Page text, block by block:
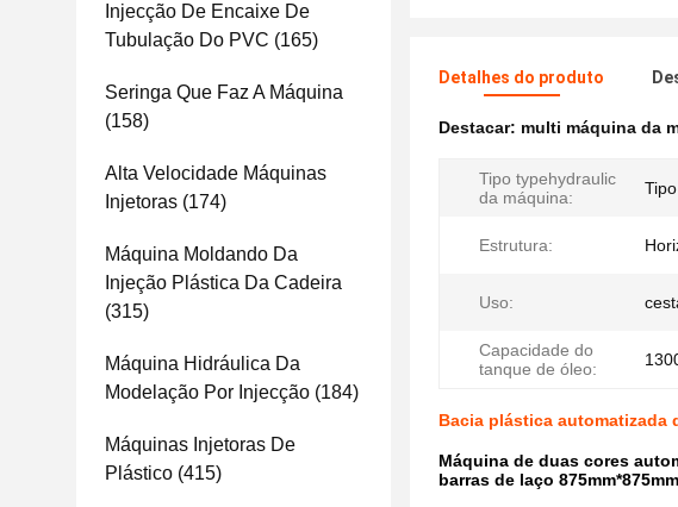
Injecção De Encaixe De
Tubulação Do PVC (165)
Seringa Que Faz A Máquina
(158)
Alta Velocidade Máquinas
Injetoras (174)
Máquina Moldando Da
Injeção Plástica Da Cadeira
(315)
Máquina Hidráulica Da
Modelação Por Injecção (184)
Máquinas Injetoras De
Plástico (415)
Detalhes do produto
Destacar: multi máquina da
Tipo typehydraulic
da máquina:
Estrutura:
Uso:
Capacidade do
tanque de óleo:
Bacia plástica automatizada
Máquina de duas cores
barras de laço 875mm*875mm